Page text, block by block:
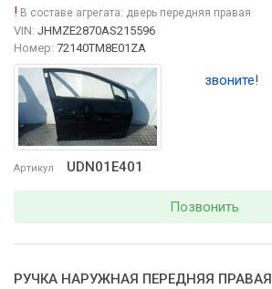
Артикул UDN01E401
! В составе агрегата: дверь передняя правая
VIN: JHMZE2870AS215596
Номер: 72140TM8E01ZA
звоните!
Позвонить
РУЧКА НАРУЖНАЯ ПЕРЕДНЯЯ ПРАВАЯ